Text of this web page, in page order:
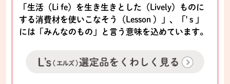
「生活（Li fe）を生き生きとした（Lively）ものに
する消費材を使いこなそう（Lesson ）」、「' s 」
には「みんなのもの」と言う意味を込めています。